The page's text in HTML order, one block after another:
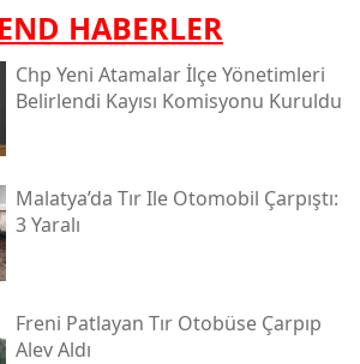
HABERLER
Chp Yeni Atamalar İlçe Yönetimleri
Belirlendi Kayısı Komisyonu Kuruldu
Malatya’da Tır Ile Otomobil Çarpıştı:
3 Yaralı
Freni Patlayan Tır Otobüse Çarpıp
Alev Aldı